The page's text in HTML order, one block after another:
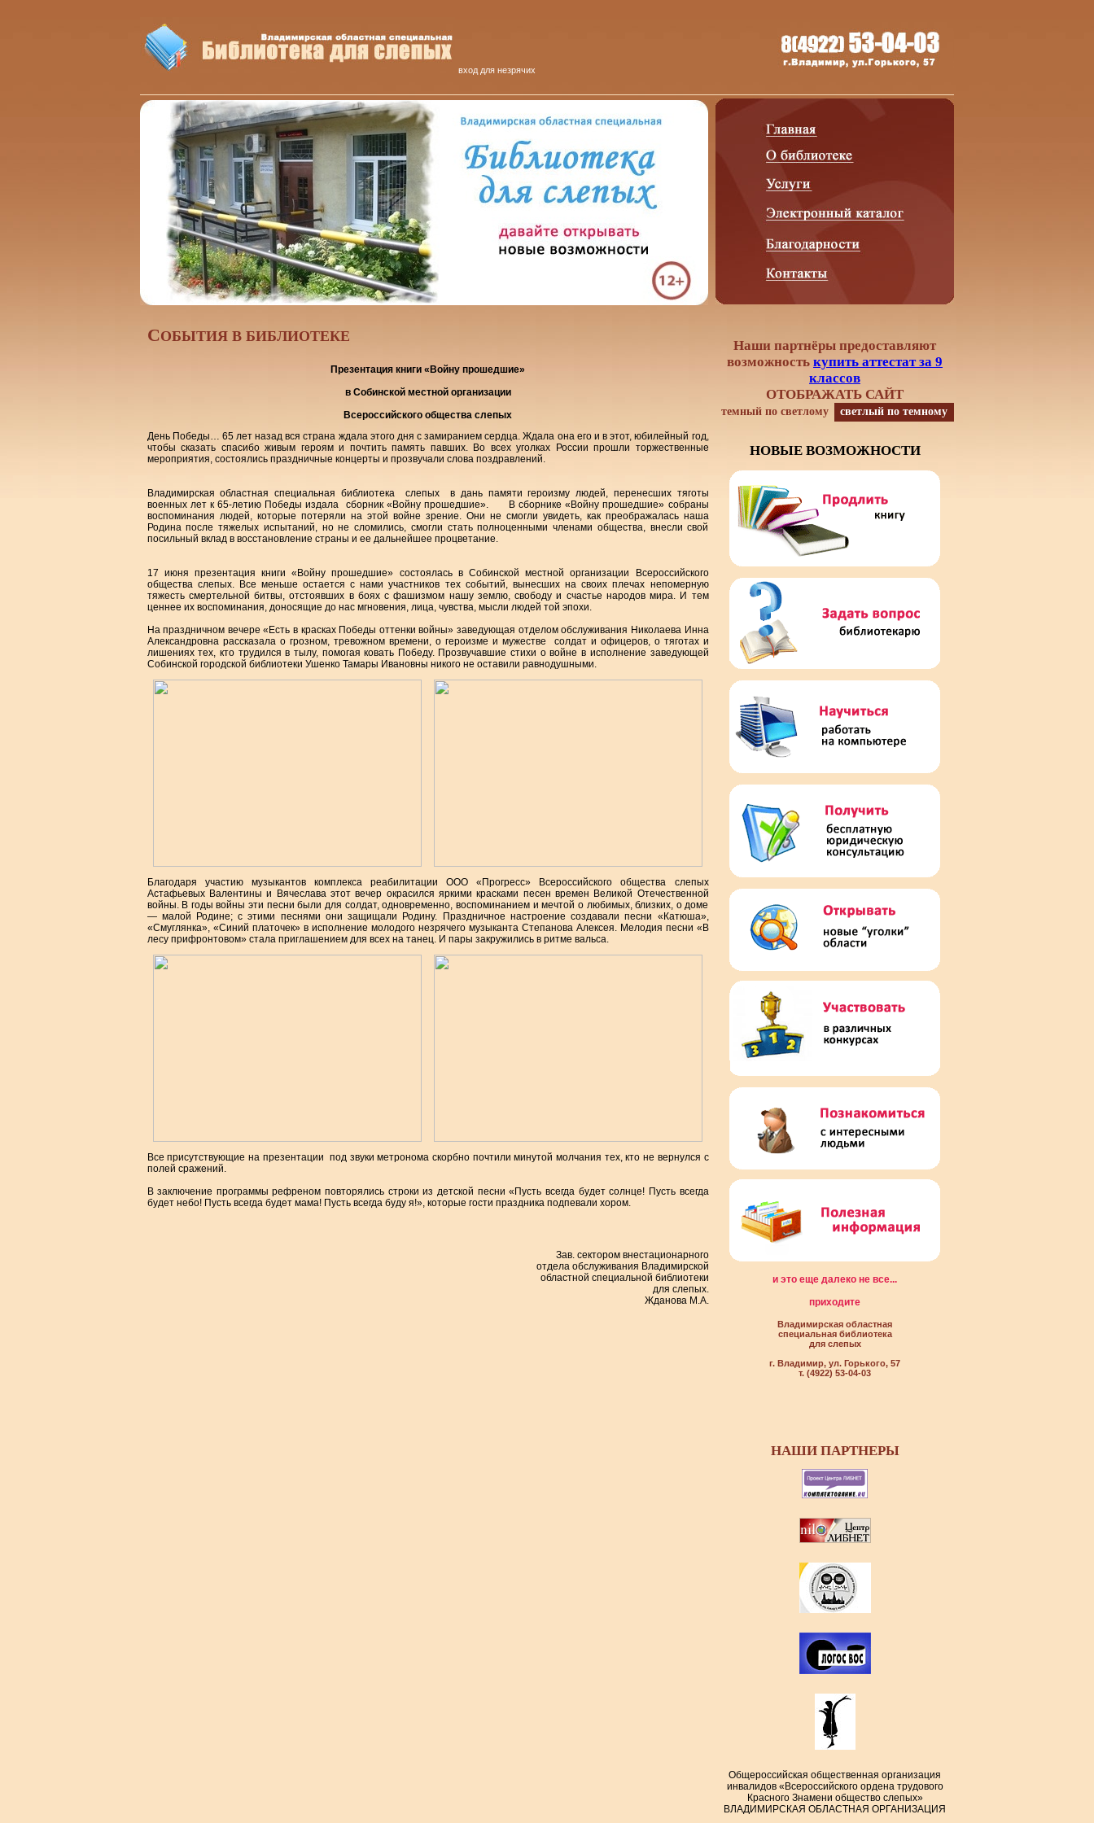
вход для незрячих
CОБЫТИЯ В БИБЛИОТЕКЕ
Презентация книги «Войну прошедшие»
в Собинской местной организации
Всероссийского общества слепых
День Победы… 65 лет назад вся страна ждала этого дня с замиранием сердца. Ждала она его и в этот, юбилейный год,
чтобы сказать спасибо живым героям и почтить память павших. Во всех уголках России прошли торжественные
мероприятия, состоялись праздничные концерты и прозвучали слова поздравлений.
Владимирская областная специальная библиотека слепых в дань памяти героизму людей, перенесших тяготы
военных лет к 65-летию Победы издала сборник «Войну прошедшие». В сборнике «Войну прошедшие» собраны
воспоминания людей, которые потеряли на этой войне зрение. Они не смогли увидеть, как преображалась наша
Родина после тяжелых испытаний, но не сломились, смогли стать полноценными членами общества, внесли свой
посильный вклад в восстановление страны и ее дальнейшее процветание.
17 июня презентация книги «Войну прошедшие» состоялась в Собинской местной организации Всероссийского
общества слепых. Все меньше остается с нами участников тех событий, вынесших на своих плечах непомерную
тяжесть смертельной битвы, отстоявших в боях с фашизмом нашу землю, свободу и счастье народов мира. И тем
ценнее их воспоминания, доносящие до нас мгновения, лица, чувства, мысли людей той эпохи.
На праздничном вечере «Есть в красках Победы оттенки войны» заведующая отделом обслуживания Николаева Инна
Александровна рассказала о грозном, тревожном времени, о героизме и мужестве солдат и офицеров, о тяготах и
лишениях тех, кто трудился в тылу, помогая ковать Победу. Прозвучавшие стихи о войне в исполнение заведующей
Собинской городской библиотеки Ушенко Тамары Ивановны никого не оставили равнодушными.
Благодаря участию музыкантов комплекса реабилитации ООО «Прогресс» Всероссийского общества слепых
Астафьевых Валентины и Вячеслава этот вечер окрасился яркими красками песен времен Великой Отечественной
войны. В годы войны эти песни были для солдат, одновременно, воспоминанием и мечтой о любимых, близких, о доме
— малой Родине; с этими песнями они защищали Родину. Праздничное настроение создавали песни «Катюша»,
«Смуглянка», «Синий платочек» в исполнение молодого незрячего музыканта Степанова Алексея. Мелодия песни «В
лесу прифронтовом» стала приглашением для всех на танец. И пары закружились в ритме вальса.
Все присутствующие на презентации под звуки метронома скорбно почтили минутой молчания тех, кто не вернулся с
полей сражений.
В заключение программы рефреном повторялись строки из детской песни «Пусть всегда будет солнце! Пусть всегда
будет небо! Пусть всегда будет мама! Пусть всегда буду я!», которые гости праздника подпевали хором.
Зав. сектором внестационарного
отдела обслуживания Владимирской
областной специальной библиотеки
для слепых.
Жданова М.А.
Наши партнёры предоставляют
возможность купить аттестат за 9
классов
ОТОБРАЖАТЬ САЙТ
темный по светлому светлый по темному
НОВЫЕ ВОЗМОЖНОСТИ
и это еще далеко не все...
приходите
Владимирская областная
специальная библиотека
для слепых
г. Владимир, ул. Горького, 57
т. (4922) 53-04-03
НАШИ ПАРТНЕРЫ
Общероссийская общественная организация
инвалидов «Всероссийского ордена трудового
Красного Знамени общество слепых»
ВЛАДИМИРСКАЯ ОБЛАСТНАЯ ОРГАНИЗАЦИЯ